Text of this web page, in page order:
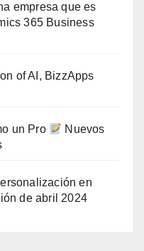
empresa que es
365 Business
of AI, BizzApps
un Pro
Nuevos
en
de abril 2024